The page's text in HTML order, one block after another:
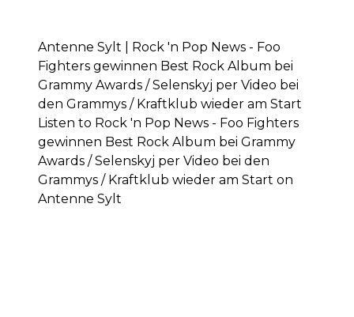
Antenne Sylt | Rock 'n Pop News - Foo
Fighters gewinnen Best Rock Album bei
Grammy Awards / Selenskyj per Video bei
den Grammys / Kraftklub wieder am Start
Listen to Rock 'n Pop News - Foo Fighters
gewinnen Best Rock Album bei Grammy
Awards / Selenskyj per Video bei den
Grammys / Kraftklub wieder am Start on
Antenne Sylt